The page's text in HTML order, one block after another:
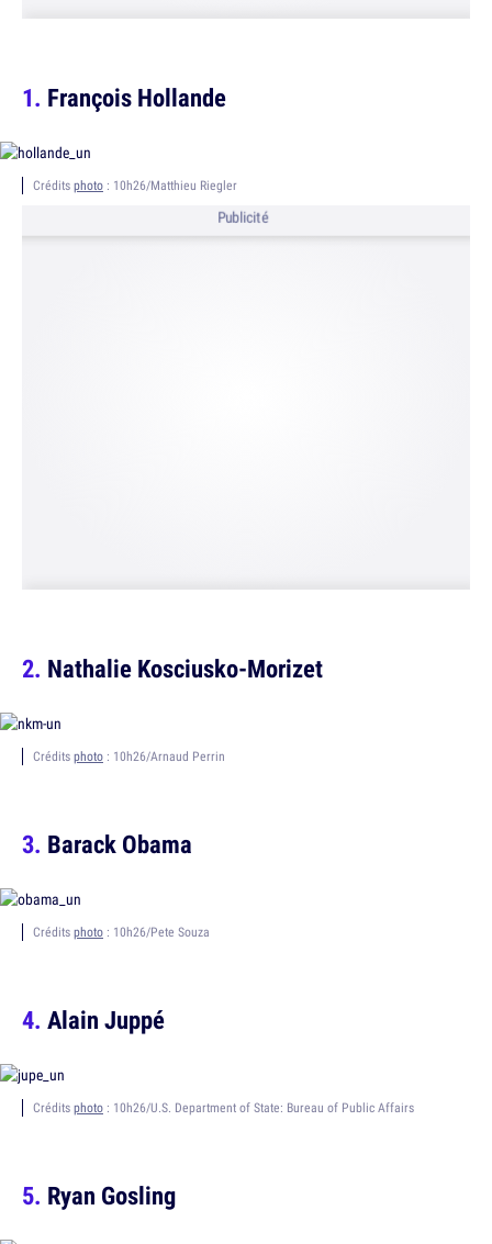
François Hollande
Crédits photo : 10h26/Matthieu Riegler
Publicité
Nathalie Kosciusko-Morizet
Crédits photo : 10h26/Arnaud Perrin
Barack Obama
Crédits photo : 10h26/Pete Souza
Alain Juppé
Crédits photo : 10h26/U.S. Department of State: Bureau of Public Affairs
Ryan Gosling